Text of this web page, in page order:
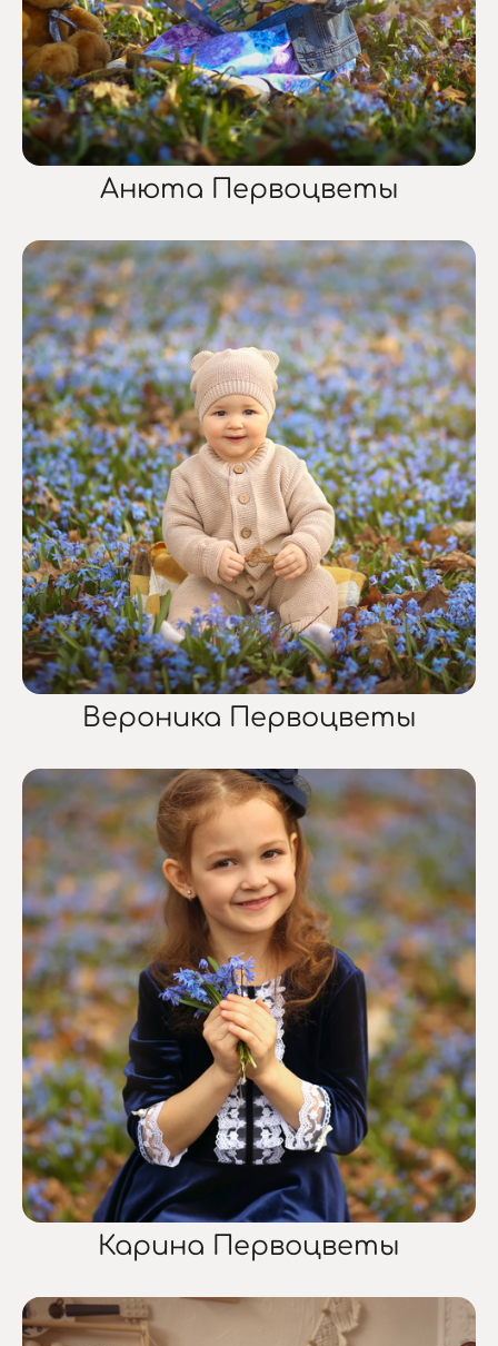
Анюта Первоцветы
Вероника Первоцветы
Карина Первоцветы